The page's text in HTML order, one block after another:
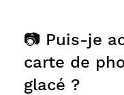
📷 Puis-je
carte de
glacé ?